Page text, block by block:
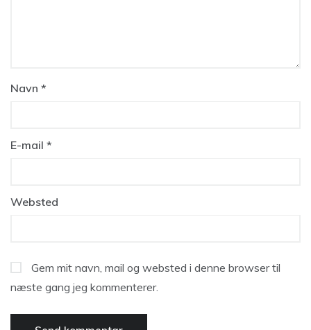
Navn *
E-mail *
Websted
Gem mit navn, mail og websted i denne browser til
næste gang jeg kommenterer.